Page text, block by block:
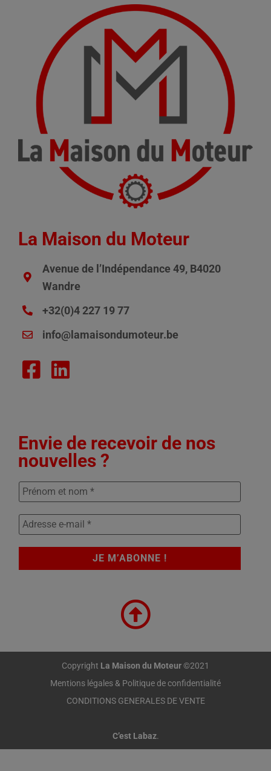
La Maison du Moteur
Avenue de l’Indépendance 49, B4020
Wandre
+32(0)4 227 19 77
info@lamaisondumoteur.be
Envie de recevoir de nos
nouvelles ?
Copyright La Maison du Moteur©2021
Mentions légales & Politique de confidentialité
CONDITIONS GENERALES DE VENTE
C’est Labaz.